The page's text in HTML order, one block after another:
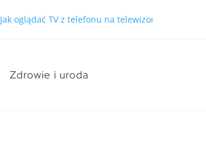
Jak oglądać TV z telefonu na telewizorze bez
Zdrowie i uroda